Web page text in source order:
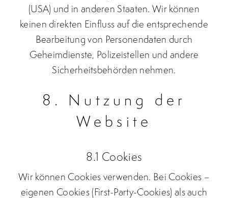
(USA) und in anderen Staaten. Wir können
keinen direkten Einfluss auf die entsprechende
Bearbeitung von Personendaten durch
Geheimdienste, Polizeistellen und andere
Sicherheitsbehörden nehmen.
8. Nutzung der
Website
8.1 Cookies
Wir können Cookies verwenden. Bei Cookies –
eigenen Cookies (First-Party-Cookies) als auch